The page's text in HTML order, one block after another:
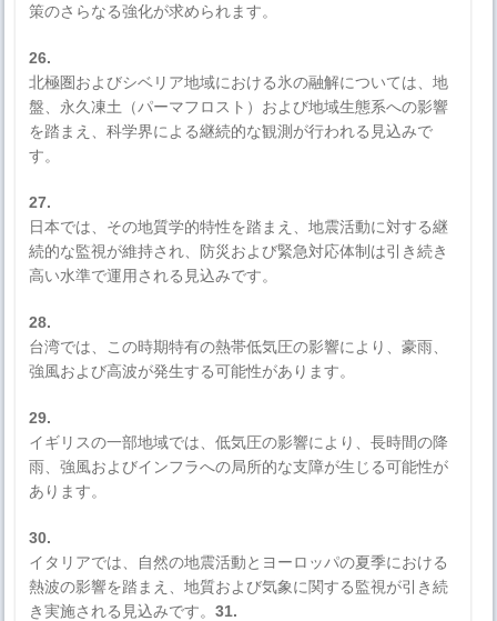
策のさらなる強化が求められます。
26.
北極圏およびシベリア地域における氷の融解については、地
盤、永久凍土（パーマフロスト）および地域生態系への影響
を踏まえ、科学界による継続的な観測が行われる見込みで
す。
27.
日本では、その地質学的特性を踏まえ、地震活動に対する継
続的な監視が維持され、防災および緊急対応体制は引き続き
高い水準で運用される見込みです。
28.
台湾では、この時期特有の熱帯低気圧の影響により、豪雨、
強風および高波が発生する可能性があります。
29.
イギリスの一部地域では、低気圧の影響により、長時間の降
雨、強風およびインフラへの局所的な支障が生じる可能性が
あります。
30.
イタリアでは、自然の地震活動とヨーロッパの夏季における
熱波の影響を踏まえ、地質および気象に関する監視が引き続
き実施される見込みです。31.